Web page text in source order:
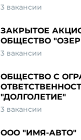
3 вакансии
ЗАКРЫТОЕ
ОБЩЕСТВО
3 вакансии
ОБЩЕСТВО С
"ДОЛГОЛЕТИЕ"
3 вакансии
ООО "ИМЯ-АВТО"